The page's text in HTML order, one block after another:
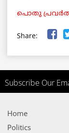
പൊതു
Share:
Subscribe Our
Home
Politics